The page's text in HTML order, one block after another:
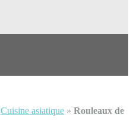
Cuisine asiatique » Rouleaux de